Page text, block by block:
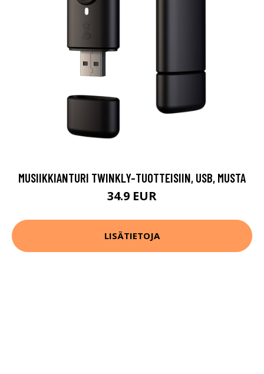
MUSIIKKIANTURI TWINKLY-TUOTTEISIIN, USB, MUSTA
34.9 EUR
LISÄTIETOJA